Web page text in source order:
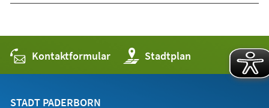
Kontaktformular Stadtplan
(Öffnet
in
einem
STADT PADERBORN